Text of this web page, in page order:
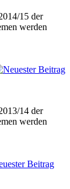
15 der
werden
14 der
werden